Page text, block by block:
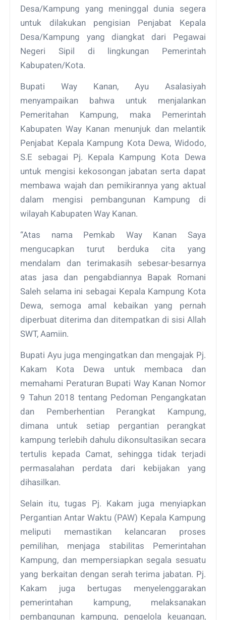
Desa/Kampung yang meninggal dunia segera
untuk dilakukan pengisian Penjabat Kepala
Desa/Kampung yang diangkat dari Pegawai
Negeri Sipil di lingkungan Pemerintah
Kabupaten/Kota.
Bupati Way Kanan, Ayu Asalasiyah
menyampaikan bahwa untuk menjalankan
Pemeritahan Kampung, maka Pemerintah
Kabupaten Way Kanan menunjuk dan melantik
Penjabat Kepala Kampung Kota Dewa, Widodo,
S.E sebagai Pj. Kepala Kampung Kota Dewa
untuk mengisi kekosongan jabatan serta dapat
membawa wajah dan pemikirannya yang aktual
dalam mengisi pembangunan Kampung di
wilayah Kabupaten Way Kanan.
“Atas nama Pemkab Way Kanan Saya
mengucapkan turut berduka cita yang
mendalam dan terimakasih sebesar-besarnya
atas jasa dan pengabdiannya Bapak Romani
Saleh selama ini sebagai Kepala Kampung Kota
Dewa, semoga amal kebaikan yang pernah
diperbuat diterima dan ditempatkan di sisi Allah
SWT, Aamiin.
Bupati Ayu juga mengingatkan dan mengajak Pj.
Kakam Kota Dewa untuk membaca dan
memahami Peraturan Bupati Way Kanan Nomor
9 Tahun 2018 tentang Pedoman Pengangkatan
dan Pemberhentian Perangkat Kampung,
dimana untuk setiap pergantian perangkat
kampung terlebih dahulu dikonsultasikan secara
tertulis kepada Camat, sehingga tidak terjadi
permasalahan perdata dari kebijakan yang
dihasilkan.
Selain itu, tugas Pj. Kakam juga menyiapkan
Pergantian Antar Waktu (PAW) Kepala Kampung
meliputi memastikan kelancaran proses
pemilihan, menjaga stabilitas Pemerintahan
Kampung, dan mempersiapkan segala sesuatu
yang berkaitan dengan serah terima jabatan. Pj.
Kakam juga bertugas menyelenggarakan
pemerintahan kampung, melaksanakan
pembangunan kampung, pengelola keuangan,